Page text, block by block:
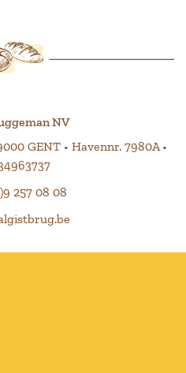
NV
GENT • Havennr. 7980A •
257 08 08